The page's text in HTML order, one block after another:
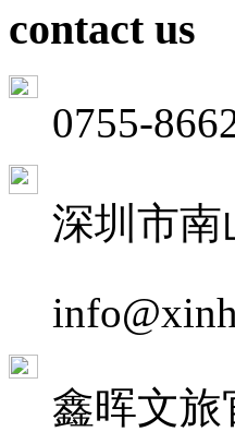
contact us
0755-
深圳市南
鑫晖文旅